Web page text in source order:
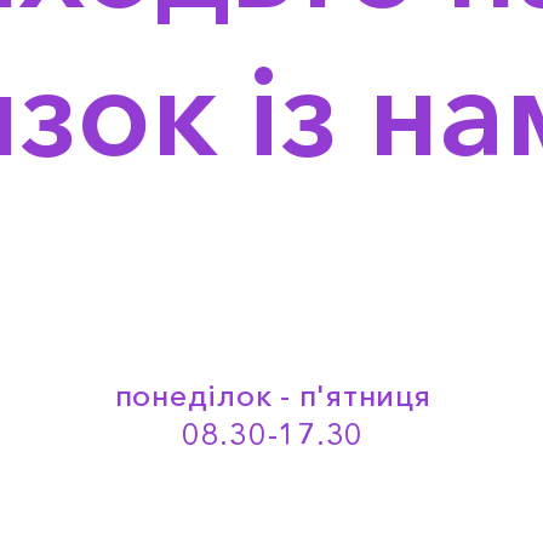
із
понеділок - п'ятниця
08.30-17.30